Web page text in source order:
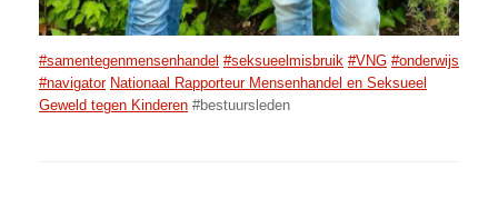
#samentegenmensenhandel #seksueelmisbruik #VNG #onderwijs
#navigator Nationaal Rapporteur Mensenhandel en Seksueel
Geweld tegen Kinderen #bestuursleden